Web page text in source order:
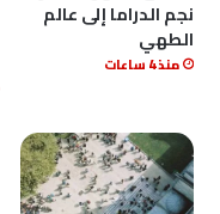
نجم الدراما إلى عالم
الطهي
منذ 4 ساعات